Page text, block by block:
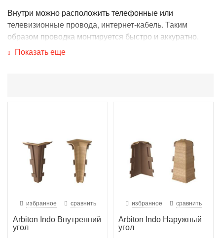
Внутри можно расположить телефонные или
телевизионные провода, интернет-кабель. Таким
образом проводка монтируется быстро и аккуратно.
Плинтус Arbiton (Арбитон) сделан с резиновым краем,
обесцвечивается и не притягивает пыль. Не требует
специального ухода, достаточно просто протирать.
Срок эксплуатации плинтуса из ПВХ намного
Показать еще
избранное сравнить
Arbiton Indo Внутренний
угол
избранное сравнить
Arbiton Indo Наружный
угол